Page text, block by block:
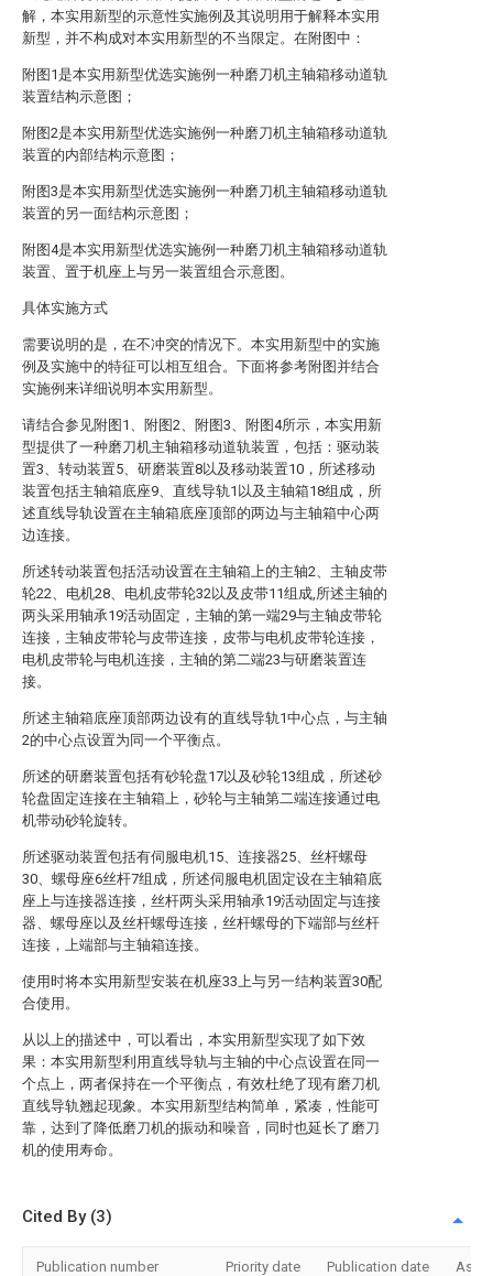
解，本实用新型的示意性实施例及其说明用于解释本实用
新型，并不构成对本实用新型的不当限定。在附图中：
附图1是本实用新型优选实施例一种磨刀机主轴箱移动道轨
装置结构示意图；
附图2是本实用新型优选实施例一种磨刀机主轴箱移动道轨
装置的内部结构示意图；
附图3是本实用新型优选实施例一种磨刀机主轴箱移动道轨
装置的另一面结构示意图；
附图4是本实用新型优选实施例一种磨刀机主轴箱移动道轨
装置、置于机座上与另一装置组合示意图。
具体实施方式
需要说明的是，在不冲突的情况下。本实用新型中的实施
例及实施中的特征可以相互组合。下面将参考附图并结合
实施例来详细说明本实用新型。
请结合参见附图1、附图2、附图3、附图4所示，本实用新
型提供了一种磨刀机主轴箱移动道轨装置，包括：驱动装
置3、转动装置5、研磨装置8以及移动装置10，所述移动
装置包括主轴箱底座9、直线导轨1以及主轴箱18组成，所
述直线导轨设置在主轴箱底座顶部的两边与主轴箱中心两
边连接。
所述转动装置包括活动设置在主轴箱上的主轴2、主轴皮带
轮22、电机28、电机皮带轮32以及皮带11组成,所述主轴的
两头采用轴承19活动固定，主轴的第一端29与主轴皮带轮
连接，主轴皮带轮与皮带连接，皮带与电机皮带轮连接，
电机皮带轮与电机连接，主轴的第二端23与研磨装置连
接。
所述主轴箱底座顶部两边设有的直线导轨1中心点，与主轴
2的中心点设置为同一个平衡点。
所述的研磨装置包括有砂轮盘17以及砂轮13组成，所述砂
轮盘固定连接在主轴箱上，砂轮与主轴第二端连接通过电
机带动砂轮旋转。
所述驱动装置包括有伺服电机15、连接器25、丝杆螺母
30、螺母座6丝杆7组成，所述伺服电机固定设在主轴箱底
座上与连接器连接，丝杆两头采用轴承19活动固定与连接
器、螺母座以及丝杆螺母连接，丝杆螺母的下端部与丝杆
连接，上端部与主轴箱连接。
使用时将本实用新型安装在机座33上与另一结构装置30配
合使用。
从以上的描述中，可以看出，本实用新型实现了如下效
果：本实用新型利用直线导轨与主轴的中心点设置在同一
个点上，两者保持在一个平衡点，有效杜绝了现有磨刀机
直线导轨翘起现象。本实用新型结构简单，紧凑，性能可
靠，达到了降低磨刀机的振动和噪音，同时也延长了磨刀
机的使用寿命。
Cited By (3)
Publication number Priority date Publication date